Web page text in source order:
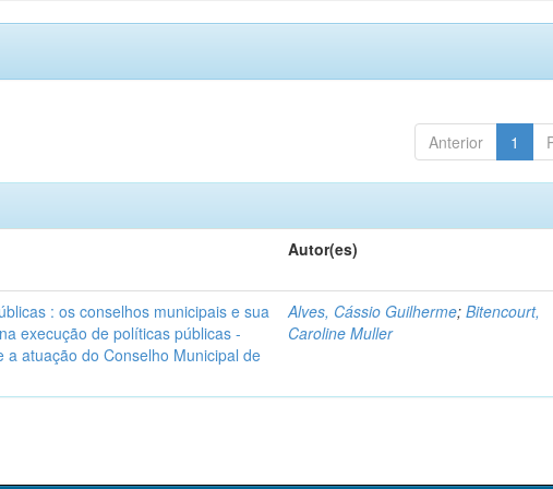
Anterior 1
Autor(es)
: os conselhos municipais e sua
execução de políticas públicas -
atuação do Conselho Municipal de
Alves, Cássio Guilherme;Bitencourt,
Caroline Muller